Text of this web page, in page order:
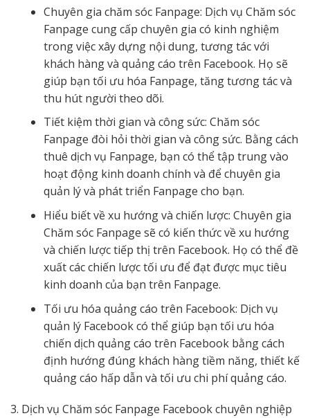
Chuyên gia chăm sóc Fanpage: Dịch vụ Chăm sóc
Fanpage cung cấp chuyên gia có kinh nghiệm
trong việc xây dựng nội dung, tương tác với
khách hàng và quảng cáo trên Facebook. Họ sẽ
giúp bạn tối ưu hóa Fanpage, tăng tương tác và
thu hút người theo dõi.
Tiết kiệm thời gian và công sức: Chăm sóc
Fanpage đòi hỏi thời gian và công sức. Bằng cách
thuê dịch vụ Fanpage, bạn có thể tập trung vào
hoạt động kinh doanh chính và để chuyên gia
quản lý và phát triển Fanpage cho bạn.
Hiểu biết về xu hướng và chiến lược: Chuyên gia
Chăm sóc Fanpage sẽ có kiến thức về xu hướng
và chiến lược tiếp thị trên Facebook. Họ có thể đề
xuất các chiến lược tối ưu để đạt được mục tiêu
kinh doanh của bạn trên Fanpage.
Tối ưu hóa quảng cáo trên Facebook: Dịch vụ
quản lý Facebook có thể giúp bạn tối ưu hóa
chiến dịch quảng cáo trên Facebook bằng cách
định hướng đúng khách hàng tiềm năng, thiết kế
quảng cáo hấp dẫn và tối ưu chi phí quảng cáo.
3. Dịch vụ Chăm sóc Fanpage Facebook chuyên nghiệp